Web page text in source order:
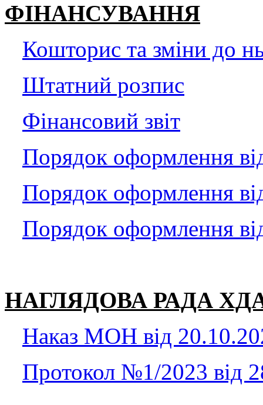
ФІНАНСУВАННЯ
Кошторис та зміни до
Штатний розпис
Фінансовий звіт
Порядок оформлення
Порядок оформлення
Порядок оформлення
НАГЛЯДОВА РАДА
Наказ МОН від
Протокол №1/2023 від